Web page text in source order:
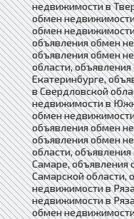
недвижимости в
обмен
обмен
объявления обмен
объявления обмен
области,
Екатеринбурге,
в Свердловской
недвижимости в
обмен
объявления обмен
объявления обмен
области,
Самаре, объявления
Самарской области,
недвижимости в
недвижимости в
обмен